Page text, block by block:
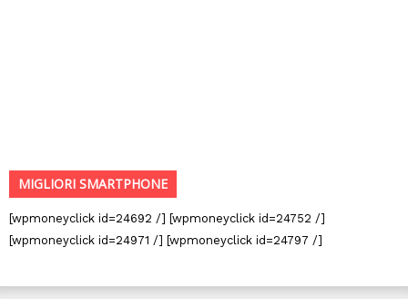
MIGLIORI SMARTPHONE
[wpmoneyclick id=24692 /] [wpmoneyclick id=24752 /]
[wpmoneyclick id=24971 /] [wpmoneyclick id=24797 /]